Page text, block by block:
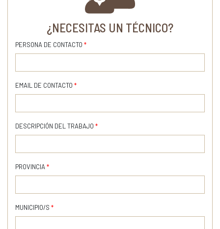
¿NECESITAS UN TÉCNICO?
PERSONA DE CONTACTO *
EMAIL DE CONTACTO *
DESCRIPCIÓN DEL TRABAJO *
PROVINCIA *
MUNICIPIO/S *